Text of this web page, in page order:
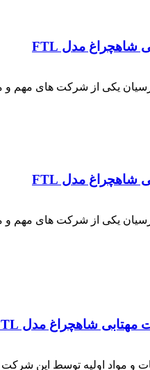
یکی از شرکت های مهم و
یکی از شرکت های مهم و
و مواد اولیه توسط این